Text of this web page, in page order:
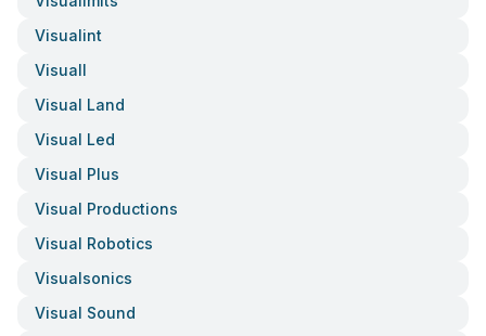
Visualint
Visuall
Visual Land
Visual Led
Visual Plus
Visual Productions
Visual Robotics
Visualsonics
Visual Sound